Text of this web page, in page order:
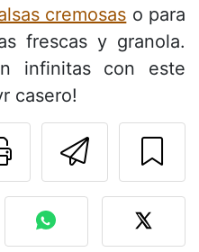
cremosas o para
frescas y granola.
infinitas con este
casero!
Imprimir
al autor
de esta